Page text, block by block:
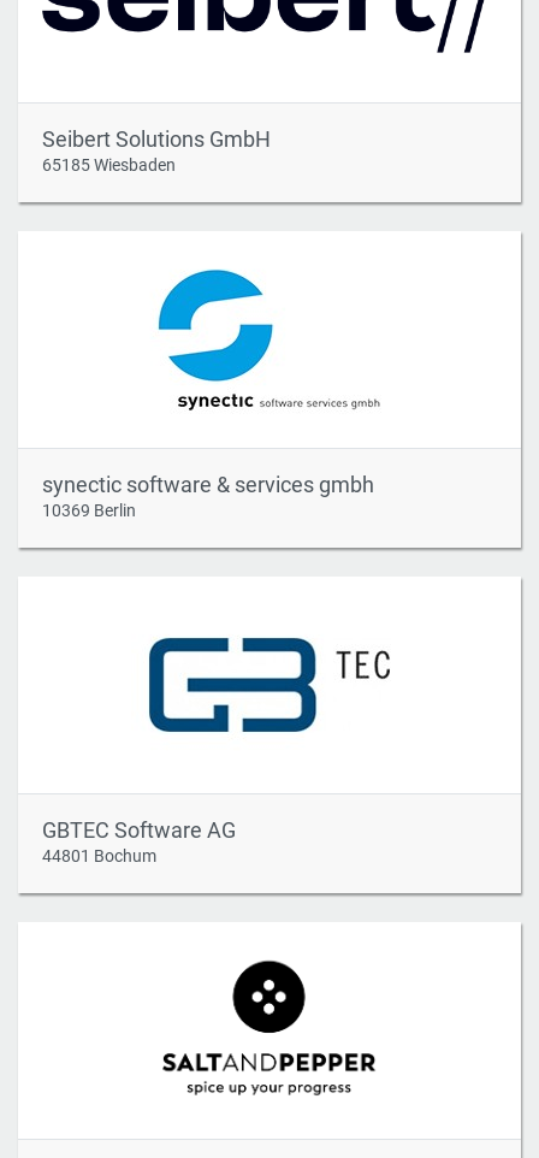
Seibert Solutions GmbH
65185 Wiesbaden
synectic software & services gmbh
10369 Berlin
GBTEC Software AG
44801 Bochum